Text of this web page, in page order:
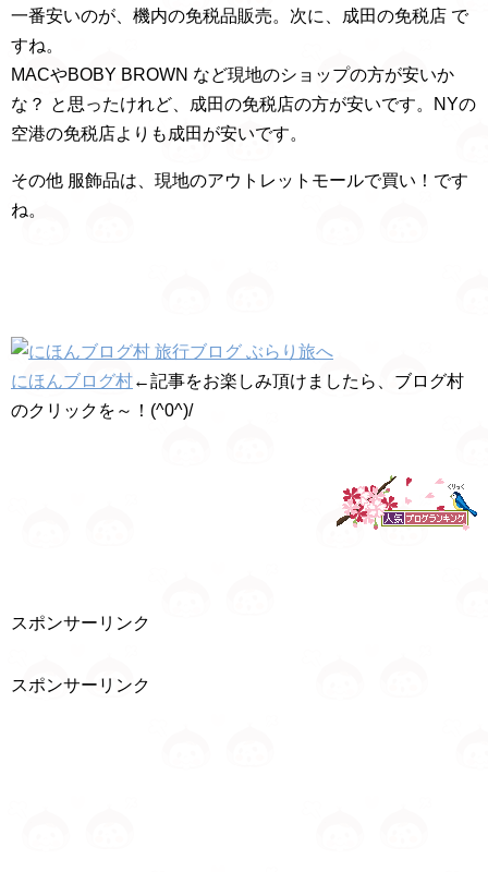
一番安いのが、機内の免税品販売。次に、成田の免税店 で
すね。
MACやBOBY BROWN など現地のショップの方が安いか
な？ と思ったけれど、成田の免税店の方が安いです。NYの
空港の免税店よりも成田が安いです。
その他 服飾品は、現地のアウトレットモールで買い！です
ね。
にほんブログ村←記事をお楽しみ頂けましたら、ブログ村
のクリックを～！(^0^)/
スポンサーリンク
スポンサーリンク